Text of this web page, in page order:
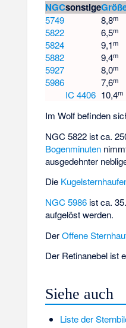
NGCsonstige
5749 8,8m
5822
6,5m
5824
9,1m
5882
9,4m
5927
8,0m
5986
7,6m
IC 4406 10,4m
Im Wolf befinden
NGC 5822 ist ca.
Bogenminuten
ausgedehnter
Die
NGC 5986 ist ca.
aufgelöst werden.
DerOffene
Der Retinanebel ist
Siehe auch
Liste der